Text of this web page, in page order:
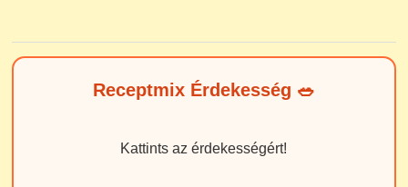
Receptmix Érdekesség 🥗
Kattints az érdekességért!